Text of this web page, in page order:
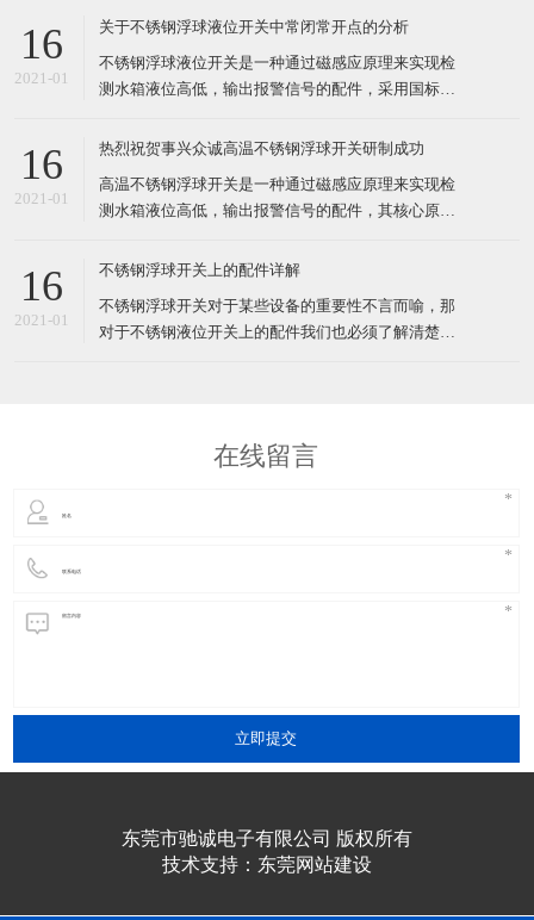
力、温度皆可使用。 B.液体比重不同时，浮球的动作
中部分将相对增多。 C.浮球开关产品
16
2021-01
关于不锈钢浮球液位开关中常闭常开点的分析
不锈钢浮球液位开关是一种通过磁感应原理来实现检
测水箱液位高低，输出报警信号的配件，采用国标
本、俄罗斯进口，结构电路简单，使用方便，其多用
一般分为两个信号输出点：常开和常闭。常开指的是
干簧管触
16
2021-01
热烈祝贺事兴众诚高温不锈钢浮球开关研制成功
高温不锈钢浮球开关是一种通过磁感应原理来实现检
测水箱液位高低，输出报警信号的配件，其核心原件
单，使用方便。其最主要的特点就是能够使用于180
提到过正在进行高温浮球液位开关的研制。今天事兴
众诚电子终于研制
16
2021-01
不锈钢浮球开关上的配件详解
不锈钢浮球开关对于某些设备的重要性不言而喻，那
对于不锈钢液位开关上的配件我们也必须了解清楚。
一，它属于玻璃管原件在线留言
立即提交
东莞市驰诚电子有限公司 版权所有
技术支持： 东莞网站建设​